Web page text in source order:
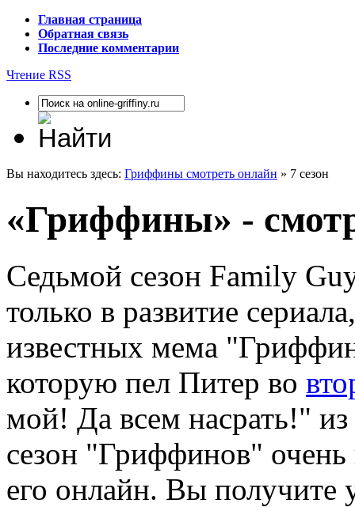
Главная страница
Обратная связь
Последние комментарии
Чтение RSS
Вы находитесь здесь: Гриффины смотреть онлайн » 7 сезон
«Гриффины» -
Седьмой сезон Family
только в развитие
известных мема
которую пел Питер во
мой! Да всем насрать!" из
сезон "Гриффинов" очень
его онлайн. Вы получите